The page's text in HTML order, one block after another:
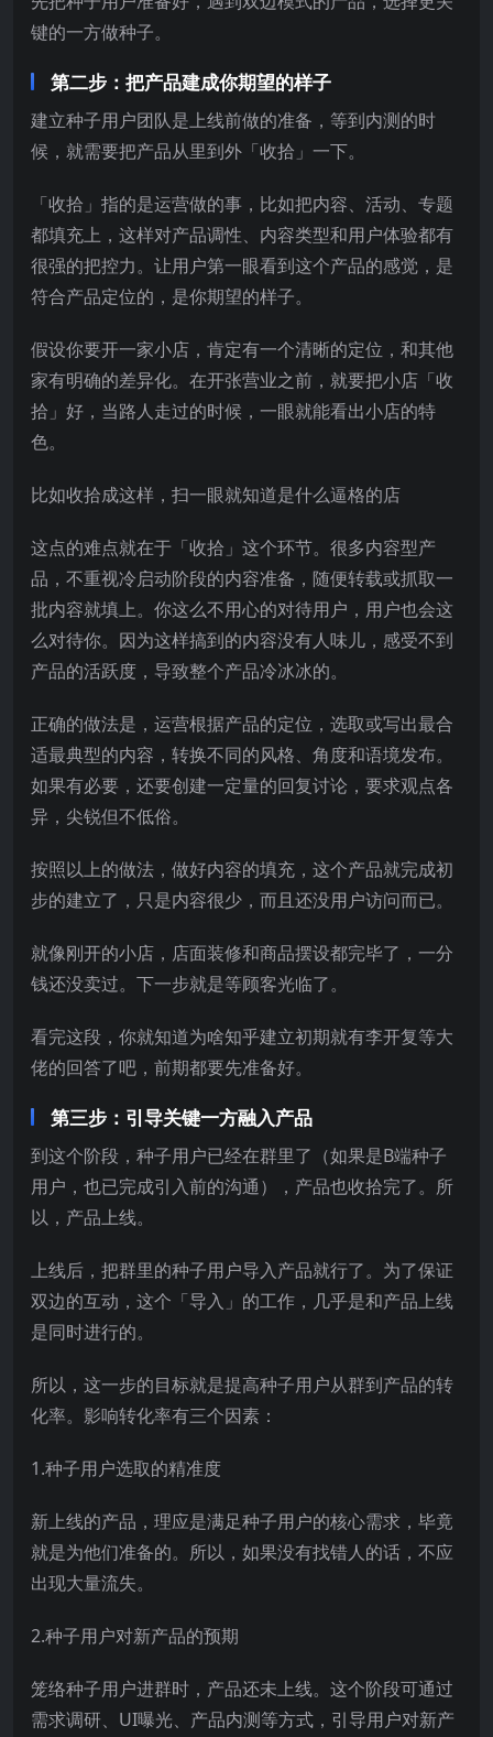
键的一方做种子。
第二步：把产品建成你期望的样子
建立种子用户团队是上线前做的准备，等到内测的时
候，就需要把产品从里到外「收拾」一下。
「收拾」指的是运营做的事，比如把内容、活动、专题
都填充上，这样对产品调性、内容类型和用户体验都有
很强的把控力。让用户第一眼看到这个产品的感觉，是
符合产品定位的，是你期望的样子。
假设你要开一家小店，肯定有一个清晰的定位，和其他
家有明确的差异化。在开张营业之前，就要把小店「收
拾」好，当路人走过的时候，一眼就能看出小店的特
色。
比如收拾成这样，扫一眼就知道是什么逼格的店
这点的难点就在于「收拾」这个环节。很多内容型产
品，不重视冷启动阶段的内容准备，随便转载或抓取一
批内容就填上。你这么不用心的对待用户，用户也会这
么对待你。因为这样搞到的内容没有人味儿，感受不到
产品的活跃度，导致整个产品冷冰冰的。
正确的做法是，运营根据产品的定位，选取或写出最合
适最典型的内容，转换不同的风格、角度和语境发布。
如果有必要，还要创建一定量的回复讨论，要求观点各
异，尖锐但不低俗。
按照以上的做法，做好内容的填充，这个产品就完成初
步的建立了，只是内容很少，而且还没用户访问而已。
就像刚开的小店，店面装修和商品摆设都完毕了，一分
钱还没卖过。下一步就是等顾客光临了。
看完这段，你就知道为啥知乎建立初期就有李开复等大
佬的回答了吧，前期都要先准备好。
第三步：引导关键一方融入产品
到这个阶段，种子用户已经在群里了（如果是B端种子
用户，也已完成引入前的沟通），产品也收拾完了。所
以，产品上线。
上线后，把群里的种子用户导入产品就行了。为了保证
双边的互动，这个「导入」的工作，几乎是和产品上线
是同时进行的。
所以，这一步的目标就是提高种子用户从群到产品的转
化率。影响转化率有三个因素：
1.种子用户选取的精准度
新上线的产品，理应是满足种子用户的核心需求，毕竟
就是为他们准备的。所以，如果没有找错人的话，不应
出现大量流失。
2.种子用户对新产品的预期
笼络种子用户进群时，产品还未上线。这个阶段可通过
需求调研、UI曝光、产品内测等方式，引导用户对新产